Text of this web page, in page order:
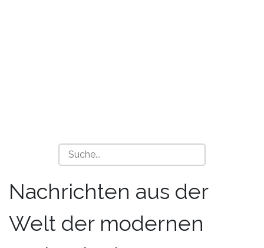
Nachrichten aus der
Welt der modernen